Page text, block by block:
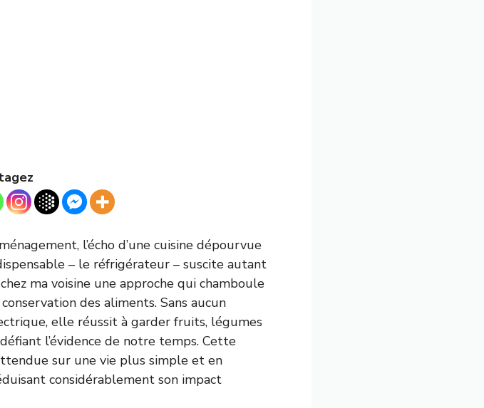
l’écho d’une cuisine dépourvue
– le réfrigérateur – suscite autant
ma voisine une approche qui chamboule
des aliments. Sans aucun
elle réussit à garder fruits, légumes
l’évidence de notre temps. Cette
sur une vie plus simple et en
considérablement son impact